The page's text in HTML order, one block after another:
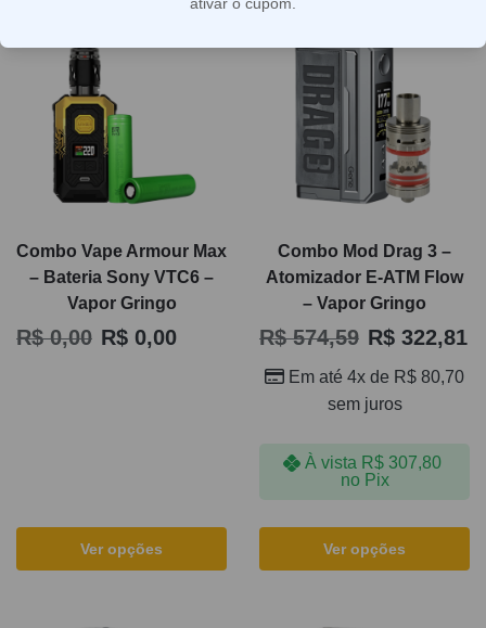
acessórios ou reposições selecionadas para facilitar a
escolha e reduzir dúvidas na hora de comprar. Em vez de
comparar item por item, o cliente encontra soluções
prontas para uso, reposição ou presente, com mais
conveniência e melhor aproveitamento da categoria. É
uma forma prática de escolher com mais segurança,
compatibilidade e experiência de uso mais organizada.
Combo Vape Armour Max
– Bateria Sony VTC6 –
Vapor Gringo
R$0,00 R$ 0,00
Ver opções
Combo Mod Drag 3 –
Atomizador E-ATM Flow
– Vapor Gringo
R$574,59 R$ 322,81
Em até 4x de R$ 80,70
sem juros
À vista R$ 307,80
no Pix
Ver opções
ativar o cupom.